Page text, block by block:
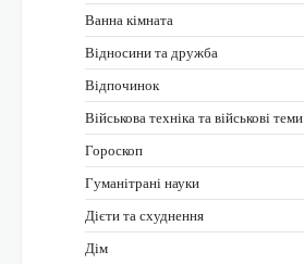
Ванна кімната
Відносини та дружба
Відпочинок
Військова техніка та військові теми
Гороскоп
Гуманітрані науки
Дієти та схуднення
Дім